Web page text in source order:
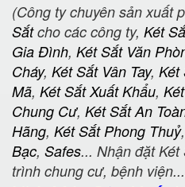
(Công ty chuyên sản xuất
Sắtcho các công ty, Két
Gia Đình, Két Sắt Văn
Cháy, Két Sắt Vân Tay, Két
Mã, Két Sắt Xuất Khẩu,
Chung Cư, Két Sắt An
Hãng, Két Sắt Phong Thuỷ,
Bạc, Safes... Nhận đặt
trình chung cư, bệnh